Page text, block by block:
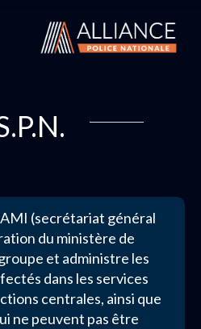
(secrétariat général
du ministère de
et administre les
dans les services
centrales, ainsi que
ne peuvent pas être